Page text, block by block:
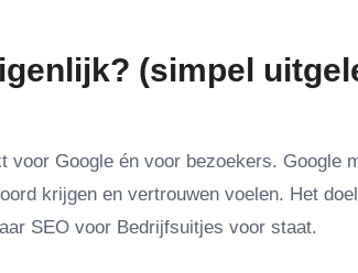
(simpel
voor Google én voor bezoekers. Google
krijgen en vertrouwen voelen. Het
SEO voor Bedrijfsuitjes voor staat.